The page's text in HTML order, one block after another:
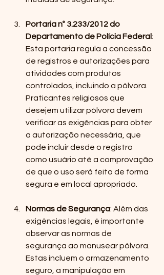
Portaria nº 3.233/2012 do
Departamento de Polícia Federal:
Esta portaria regula a concessão
de registros e autorizações para
atividades com produtos
controlados, incluindo a pólvora.
Praticantes religiosos que
desejem utilizar pólvora devem
verificar as exigências para obter
a autorização necessária, que
pode incluir desde o registro
como usuário até a comprovação
de que o uso será feito de forma
segura e em local apropriado.
Normas de Segurança: Além das
exigências legais, é importante
observar as normas de
segurança ao manusear pólvora.
Estas incluem o armazenamento
seguro, a manipulação em